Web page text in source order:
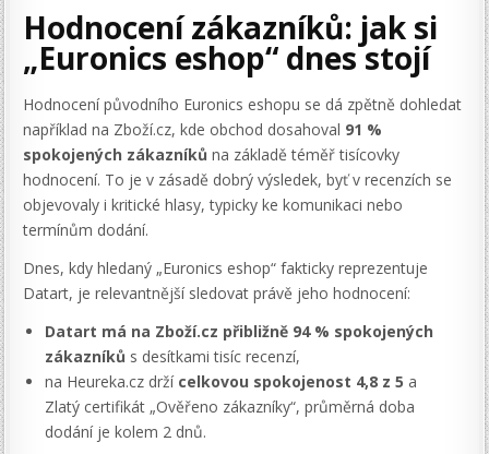
Hodnocení zákazníků: jak si
„Euronics eshop“ dnes stojí
Hodnocení původního Euronics eshopu se dá zpětně dohledat
například na Zboží.cz, kde obchod dosahoval 91 %
spokojených zákazníků na základě téměř tisícovky
hodnocení. To je v zásadě dobrý výsledek, byť v recenzích se
objevovaly i kritické hlasy, typicky ke komunikaci nebo
termínům dodání.
Dnes, kdy hledaný „Euronics eshop“ fakticky reprezentuje
Datart, je relevantnější sledovat právě jeho hodnocení:
Datart má na Zboží.cz přibližně 94 % spokojených
zákazníků s desítkami tisíc recenzí,
na Heureka.cz drží celkovou spokojenost 4,8 z 5 a
Zlatý certifikát „Ověřeno zákazníky“, průměrná doba
dodání je kolem 2 dnů.